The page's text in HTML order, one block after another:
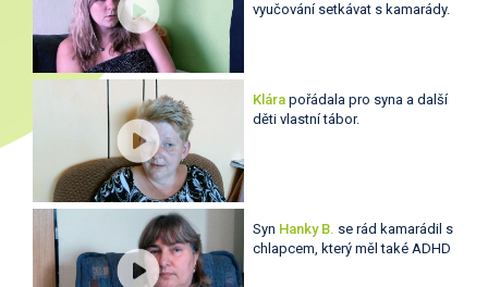
vyučování setkávat s kamarády.
Klára pořádala pro syna a další
děti vlastní tábor.
Syn Hanky B. se rád kamarádil s
chlapcem, který měl také ADHD